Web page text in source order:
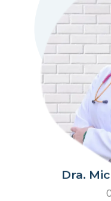
Dra.
Especializada